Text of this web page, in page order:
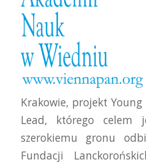
Krakowie, projekt Young
Lead, którego celem
szerokiemu gronu
Fundacji